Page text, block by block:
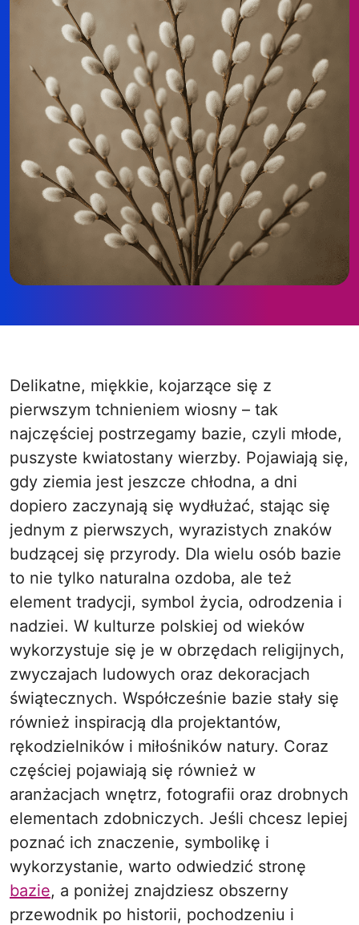
Delikatne, miękkie, kojarzące się z
pierwszym tchnieniem wiosny – tak
najczęściej postrzegamy bazie, czyli młode,
puszyste kwiatostany wierzby. Pojawiają się,
gdy ziemia jest jeszcze chłodna, a dni
dopiero zaczynają się wydłużać, stając się
jednym z pierwszych, wyrazistych znaków
budzącej się przyrody. Dla wielu osób bazie
to nie tylko naturalna ozdoba, ale też
element tradycji, symbol życia, odrodzenia i
nadziei. W kulturze polskiej od wieków
wykorzystuje się je w obrzędach religijnych,
zwyczajach ludowych oraz dekoracjach
świątecznych. Współcześnie bazie stały się
również inspiracją dla projektantów,
rękodzielników i miłośników natury. Coraz
częściej pojawiają się również w
aranżacjach wnętrz, fotografii oraz drobnych
elementach zdobniczych. Jeśli chcesz lepiej
poznać ich znaczenie, symbolikę i
wykorzystanie, warto odwiedzić stronę
bazie, a poniżej znajdziesz obszerny
przewodnik po historii, pochodzeniu i